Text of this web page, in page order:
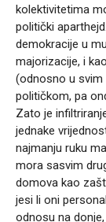
kolektivitetima
politički
demokracije u
majorizacije, i
(odnosno u svim
političkom, pa
Zato je
jednake
najmanju ruku
mora sasvim
domova kao
jesi li oni
odnosu na